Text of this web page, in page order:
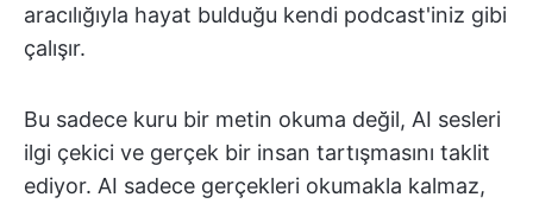
aracılığıyla hayat bulduğu kendi podcast'iniz gibi
çalışır.
Bu sadece kuru bir metin okuma değil, AI sesleri
ilgi çekici ve gerçek bir insan tartışmasını taklit
ediyor. AI sadece gerçekleri okumakla kalmaz,